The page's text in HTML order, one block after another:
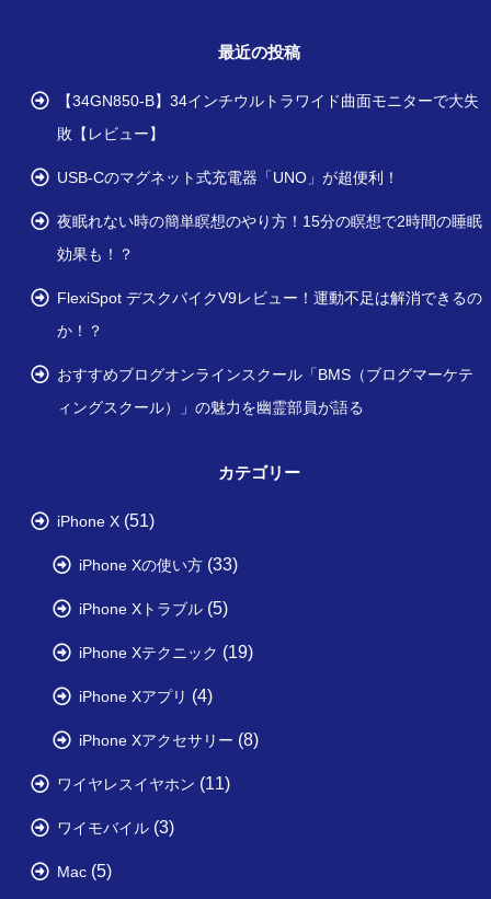
最近の投稿
【34GN850-B】34インチウルトラワイド曲面モニターで大失
敗【レビュー】
USB-Cのマグネット式充電器「UNO」が超便利！
夜眠れない時の簡単瞑想のやり方！15分の瞑想で2時間の睡眠
効果も！？
FlexiSpot デスクバイクV9レビュー！運動不足は解消できるの
か！？
おすすめブログオンラインスクール「BMS（ブログマーケテ
ィングスクール）」の魅力を幽霊部員が語る
カテゴリー
iPhone X (51)
iPhone Xの使い方 (33)
iPhone Xトラブル (5)
iPhone Xテクニック (19)
iPhone Xアプリ (4)
iPhone Xアクセサリー (8)
ワイヤレスイヤホン (11)
ワイモバイル (3)
Mac (5)